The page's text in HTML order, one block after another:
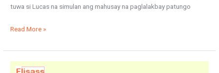
tuwa si Lucas na simulan ang mahusay na paglalakbay patungo
Read More »
Ang